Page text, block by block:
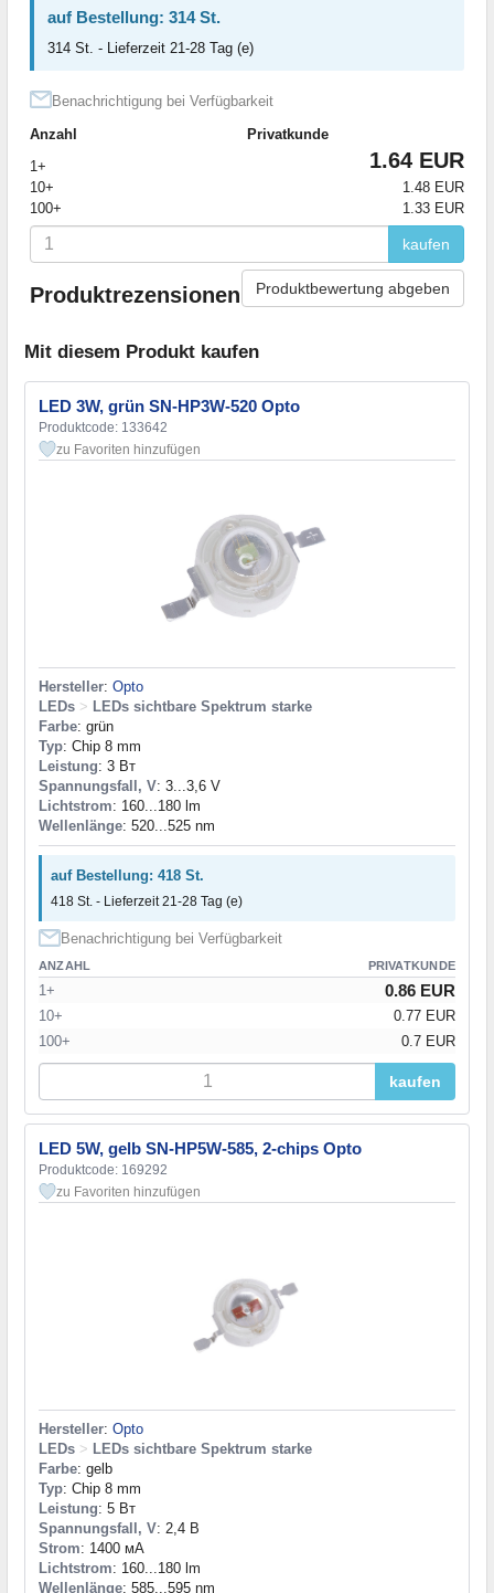
auf Bestellung: 314 St.
314 St. - Lieferzeit 21-28 Tag (e)
Benachrichtigung bei Verfügbarkeit
Anzahl
Privatkunde
1+
1.64 EUR
10+
1.48 EUR
100+
1.33 EUR
kaufen
Produktrezensionen Produktbewertung abgeben
Mit diesem Produkt kaufen
LED 3W, grün SN-HP3W-520 Opto
Produktcode: 133642
zu Favoriten hinzufügen
Hersteller: Opto
LEDs > LEDs sichtbare Spektrum starke
Farbe: grün
Typ: Chip 8 mm
Leistung: 3 Вт
Spannungsfall, V: 3...3,6 V
Lichtstrom: 160...180 lm
Wellenlänge: 520...525 nm
auf Bestellung: 418 St.
418 St. - Lieferzeit 21-28 Tag (e)
Benachrichtigung bei Verfügbarkeit
ANZAHL PRIVATKUNDE
1+ 0.86 EUR
10+
0.77 EUR
100+
0.7 EUR
kaufen
LED 5W, gelb SN-HP5W-585, 2-chips Opto
Produktcode: 169292
zu Favoriten hinzufügen
Hersteller: Opto
LEDs > LEDs sichtbare Spektrum starke
Farbe: gelb
Typ: Chip 8 mm
Leistung: 5 Вт
Spannungsfall, V: 2,4 В
Strom: 1400 мА
Lichtstrom: 160...180 lm
Wellenlänge: 585...595 nm